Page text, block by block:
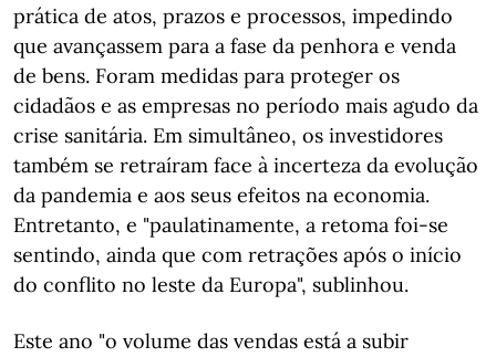
prática de atos, prazos e processos, impedindo
que avançassem para a fase da penhora e venda
de bens. Foram medidas para proteger os
cidadãos e as empresas no período mais agudo da
crise sanitária. Em simultâneo, os investidores
também se retraíram face à incerteza da evolução
da pandemia e aos seus efeitos na economia.
Entretanto, e "paulatinamente, a retoma foi-se
sentindo, ainda que com retrações após o início
do conflito no leste da Europa", sublinhou.
Este ano "o volume das vendas está a subir